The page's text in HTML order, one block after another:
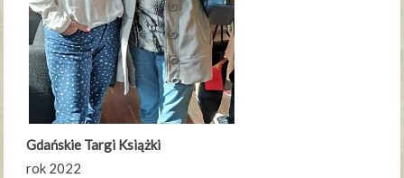
Gdańskie Targi Książki
rok 2022